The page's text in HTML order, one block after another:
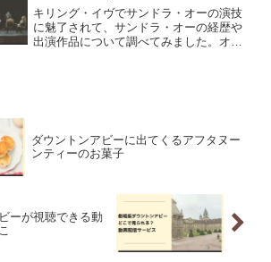
キリング・イヴでサンドラ・オーの演技
に魅了されて、サンドラ・オーの経歴や
出演作品について調べてみました。オス
ダウントンアビーに出てくるアフタヌー
ンティーのお菓子
ーが視聴できる動